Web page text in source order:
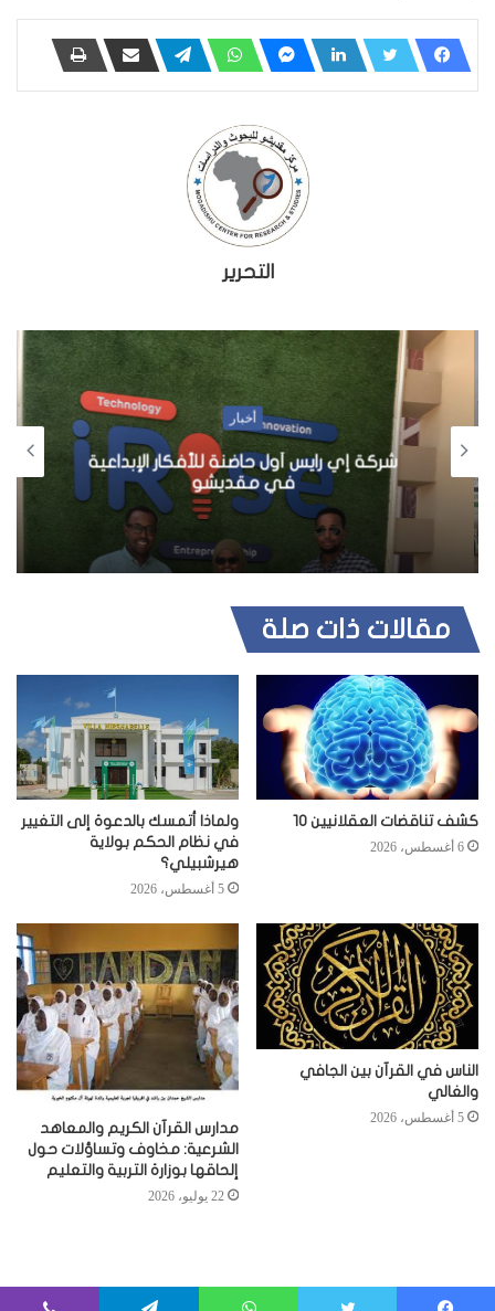
التحرير
أخبار
شركة إي رايس أول حاضنة للأفكار الإبداعية
في مقديشو
مقالات ذات صلة
كشف تناقضات العقلانيين 10
6 أغسطس، 2026
ولماذا أتمسك بالدعوة إلى التغيير
في نظام الحكم بولاية
هيرشبيلي؟
5 أغسطس، 2026
الناس في القرآن بين الجافي
والغالي
5 أغسطس، 2026
مدارس القرآن الكريم والمعاهد
الشرعية: مخاوف وتساؤلات حول
إلحاقها بوزارة التربية والتعليم
22 يوليو، 2026